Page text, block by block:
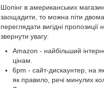
Шопінг в американських
заощадити, то можна піти
переглядати вигідні
звернути увагу:
Amazon - найбільший
цінам.
6pm - сайт-дискаунтер, на
як правило, речі минулих